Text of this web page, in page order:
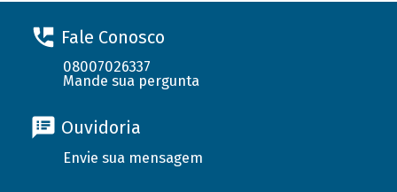
Fale Conosco
08007026337
Mande sua pergunta
Ouvidoria
Envie sua mensagem